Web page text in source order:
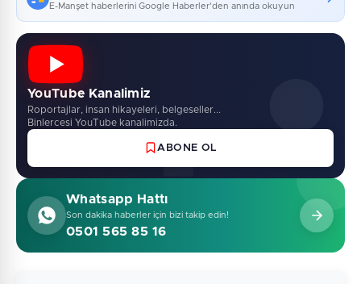
E-Manşet haberlerini Google Haberler'den anında okuyun
YouTube Kanalimiz
Roportajlar, insan hikayeleri, belgeseller...
Binlercesi YouTube kanalimizda.
ABONE OL
Whatsapp Hattı
Son dakika haberler için bizi takip edin!
0501 565 85 16